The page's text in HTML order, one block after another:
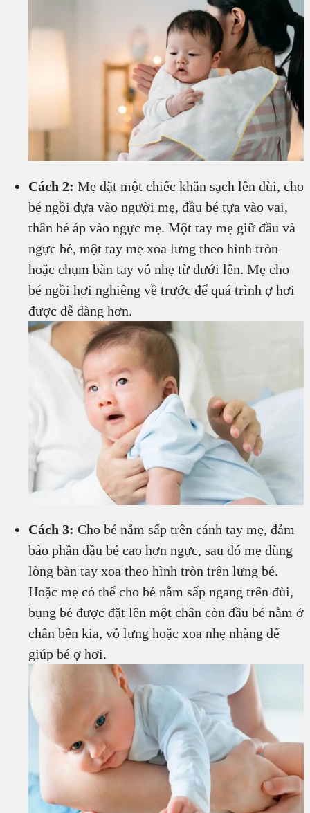
Cách 2: Mẹ đặt một chiếc khăn sạch lên đùi, cho
bé ngồi dựa vào người mẹ, đầu bé tựa vào vai,
thân bé áp vào ngực mẹ. Một tay mẹ giữ đầu và
ngực bé, một tay mẹ xoa lưng theo hình tròn
hoặc chụm bàn tay vỗ nhẹ từ dưới lên. Mẹ cho
bé ngồi hơi nghiêng về trước để quá trình ợ hơi
được dễ dàng hơn.
Cách 3: Cho bé nằm sấp trên cánh tay mẹ, đảm
bảo phần đầu bé cao hơn ngực, sau đó mẹ dùng
lòng bàn tay xoa theo hình tròn trên lưng bé.
Hoặc mẹ có thể cho bé nằm sấp ngang trên đùi,
bụng bé được đặt lên một chân còn đầu bé nằm ở
chân bên kia, vỗ lưng hoặc xoa nhẹ nhàng để
giúp bé ợ hơi.